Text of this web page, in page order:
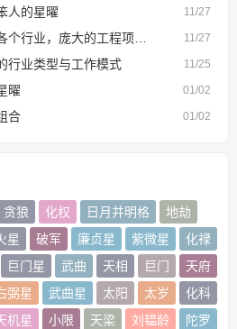
11/27
人的星曜
11/27
庞大的工程项目也是不可或缺的
11/25
行业类型与工作模式
01/02
曜
01/02
合
贪狼 化权 日月并明格
地劫
星 破军 廉贞星 紫微星
化禄
巨门星 武曲 天相 巨门
天府
弼星 武曲星 太阳 太岁
化科
机星 小限 天梁 刘韫龄
陀罗